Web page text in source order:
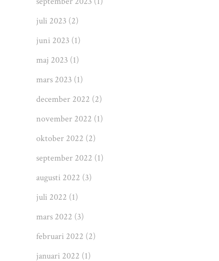
juli 2023 (2)
juni 2023 (1)
maj 2023 (1)
mars 2023 (1)
december 2022 (2)
november 2022 (1)
oktober 2022 (2)
september 2022 (1)
augusti 2022 (3)
juli 2022 (1)
mars 2022 (3)
februari 2022 (2)
januari 2022 (1)